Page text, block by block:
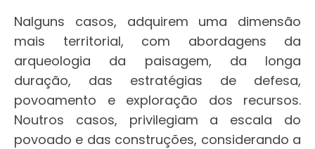
Nalguns casos, adquirem uma dimensão
mais territorial, com abordagens da
arqueologia da paisagem, da longa
duração, das estratégias de defesa,
povoamento e exploração dos recursos.
Noutros casos, privilegiam a escala do
povoado e das construções, considerando a